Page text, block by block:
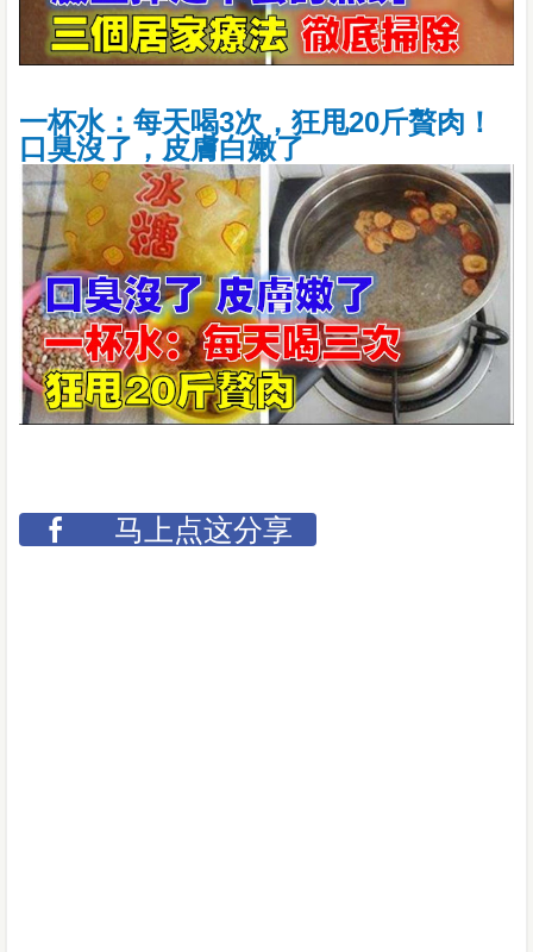
一杯水：每天喝3次，狂甩20斤贅肉！
口臭沒了，皮膚白嫩了
马上点这分享